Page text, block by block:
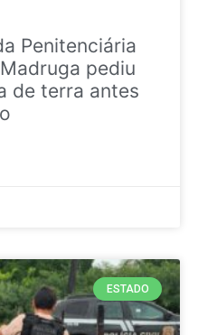
Penitenciária
pediu
de terra antes
ESTADO